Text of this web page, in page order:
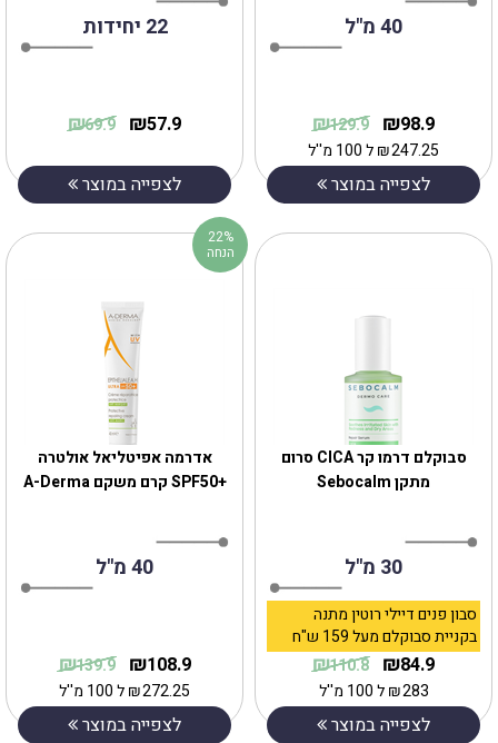
22 יחידות
57.9
₪
69.9
₪
לצפייה במוצר
40 מ"ל
98.9
₪
129.9
₪
247.25
₪ל 100 מ''ל
לצפייה במוצר
אדרמה אפיטליאל אולטרה
+SPF50 קרם משקם A-Derma
40 מ"ל
108.9
₪
139.9
₪
272.25
₪ל 100 מ''ל
לצפייה במוצר
22%
הנחה
‎סבוקלם דרמו קר CICA סרום
מתקן Sebocalm
30 מ"ל
סבון פנים דיילי רוטין מתנה
בקניית סבוקלם מעל 159 ש"ח
84.9
₪
110.8
₪
283
₪ל 100 מ''ל
לצפייה במוצר